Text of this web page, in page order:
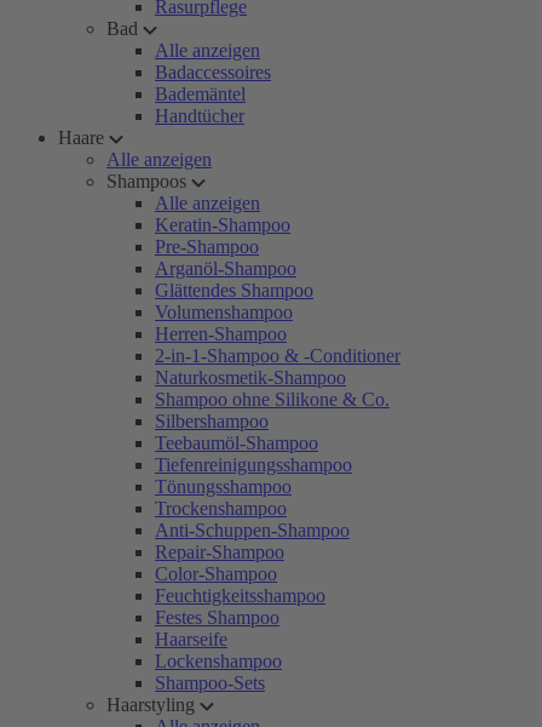
Rasurpflege
Bad
Alle anzeigen
Badaccessoires
Bademäntel
Handtücher
Haare
Alle anzeigen
Shampoos
Alle anzeigen
Keratin-Shampoo
Pre-Shampoo
Arganöl-Shampoo
Glättendes Shampoo
Volumenshampoo
Herren-Shampoo
2-in-1-Shampoo & -Conditioner
Naturkosmetik-Shampoo
Shampoo ohne Silikone & Co.
Silbershampoo
Teebaumöl-Shampoo
Tiefenreinigungsshampoo
Tönungsshampoo
Trockenshampoo
Anti-Schuppen-Shampoo
Repair-Shampoo
Color-Shampoo
Feuchtigkeitsshampoo
Festes Shampoo
Haarseife
Lockenshampoo
Shampoo-Sets
Haarstyling